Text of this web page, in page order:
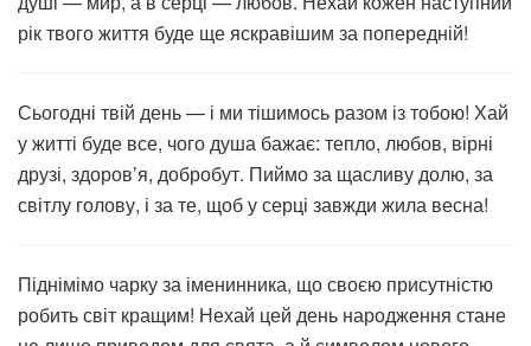
рік твого життя буде ще яскравішим за попередній!
Сьогодні твій день — і ми тішимось разом із тобою! Хай
у житті буде все, чого душа бажає: тепло, любов, вірні
друзі, здоров’я, добробут. Пиймо за щасливу долю, за
світлу голову, і за те, щоб у серці завжди жила весна!
Піднімімо чарку за іменинника, що своєю присутністю
робить світ кращим! Нехай цей день народження стане